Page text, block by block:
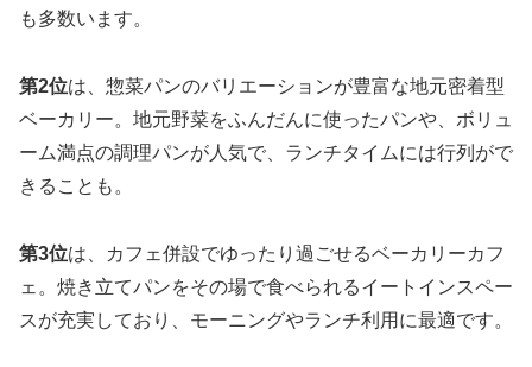
も多数います。
第2位は、惣菜パンのバリエーションが豊富な地元密着型
ベーカリー。地元野菜をふんだんに使ったパンや、ボリュ
ーム満点の調理パンが人気で、ランチタイムには行列がで
きることも。
第3位は、カフェ併設でゆったり過ごせるベーカリーカフ
ェ。焼き立てパンをその場で食べられるイートインスペー
スが充実しており、モーニングやランチ利用に最適です。